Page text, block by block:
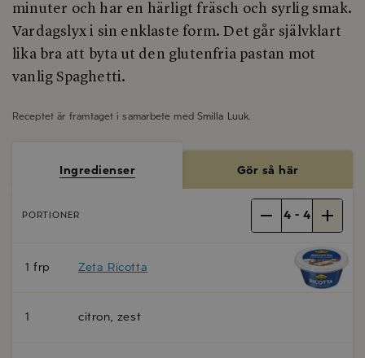
minuter och har en härligt fräsch och syrlig smak.
Vardagslyx i sin enklaste form. Det går självklart
lika bra att byta ut den glutenfria pastan mot
vanlig Spaghetti.
Receptet är framtaget i samarbete med Smilla Luuk.
Ingredienser Gör så här
PORTIONER 4 - 4
1 frp Zeta Ricotta
1 citron, zest